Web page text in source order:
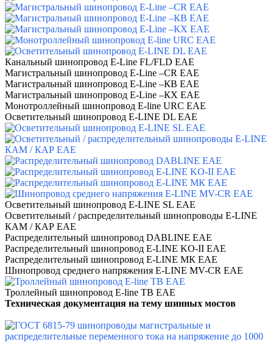
Канальный шинопровод E-Line FL/FLD ЕАЕ
Магистральный шинопровод E-Line –CR ЕАЕ
Магистральный шинопровод E-Line –КВ ЕАЕ
Магистральный шинопровод E-Line –КХ ЕАЕ
Монотроллейный шинопровод E-line URC ЕАЕ
Осветительный шинопровод E-LINE DL ЕАЕ
Осветительный шинопровод E-LINE SL ЕАЕ
Осветительный / распределительный шинопроводы E-LINE
КАМ / КАР ЕАЕ
Распределительный шинопровод DABLINE ЕАЕ
Распределительный шинопровод E-LINE KO-II ЕАЕ
Распределительный шинопровод E-LINE МК ЕАЕ
Шинопровод среднего напряжения E-LINE MV-CR ЕАЕ
Троллейный шинопровод E-line TB ЕАЕ
Техническая документация на тему шинных мостов